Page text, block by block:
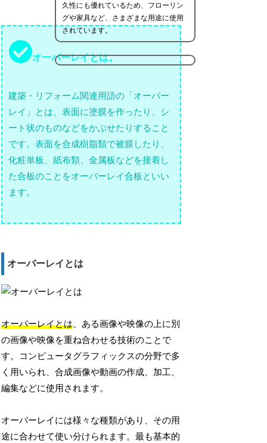
久性にも優れているため、フローリン
グや家具など、さまざまな用途に使用
されています。
オーバーレイとは。
建築・リフォーム関連用語の「オーバー
レイ」とは、表面に塗膜を作ったり、シ
ート状のものなどをかぶせたりすること
です。表面を合成樹脂類で被膜したり、
化粧単板、紙布類、金属板などを接着し
た合板のことをオーバーレイ合板といい
ます。
オーバーレイとは
オーバーレイとは、ある画像や映像の上に別
の画像や映像を重ね合わせる技術のことで
す。コンピュータグラフィックスの分野で多
く用いられ、合成画像や動画の作成、加工、
編集などに使用されます。
オーバーレイには様々な種類があり、その用
途に合わせて使い分けられます。最も基本的